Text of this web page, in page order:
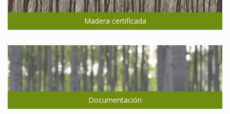
Madera certificada
Documentación